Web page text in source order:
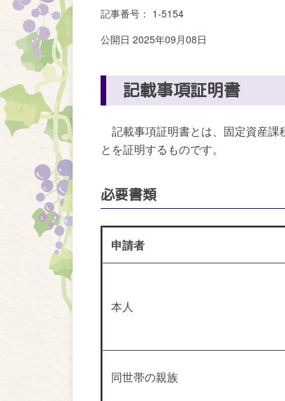
記事番号： 1-5154
公開日 2025年09月08日
記載事項証明書
記載事項証明書とは、固定資産課
とを証明するものです。
必要書類
申請者
本人
同世帯の親族